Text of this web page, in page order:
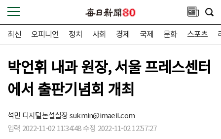
최신 오피니언 정치 사회 경제 국제 문화 스포츠
박언휘 내과 원장, 서울 프레스센터
에서 출판기념회 개최
석민 디지털논설실장sukmin@imaeil.com
입력 2022-11-02 11:34:48 수정 2022-11-02 12:57:27